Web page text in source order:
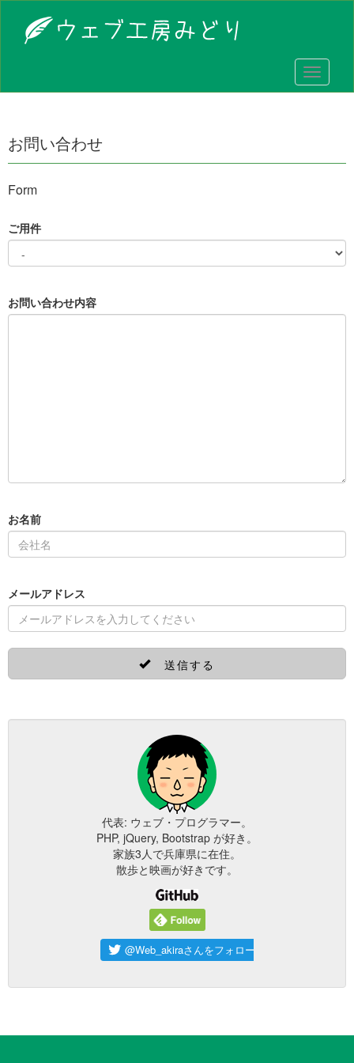
メ
ニ
お問い合わせ
Form
ご用件
お問い合わせ内容
お名前
メールアドレス
送信する
代表: ウェブ・プログラマー。
PHP, jQuery, Bootstrap が好き。
家族3人で兵庫県に在住。
散歩と映画が好きです。